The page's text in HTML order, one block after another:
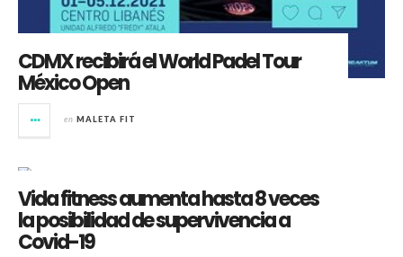
CDMX recibirá el World Padel Tour
México Open
en MALETA FIT
Vida fitness aumenta hasta 8 veces
la posibilidad de supervivencia a
Covid-19